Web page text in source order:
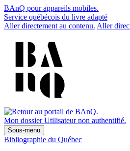
BAnQ pour appareils mobiles.
Service québécois du livre adapté
Aller directement au contenu. Aller
Mon dossier Utilisateur non authentifié.
Sous-menu
Bibliographie du Québec